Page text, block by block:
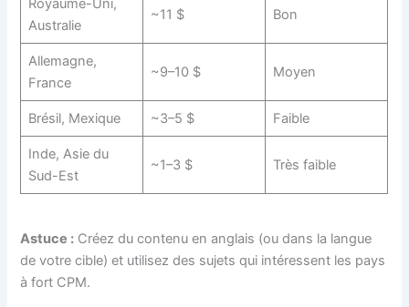
Royaume-Uni,
Australie
~11 $ Bon
Allemagne,
France
~9–10 $ Moyen
Brésil, Mexique ~3–5 $ Faible
Inde, Asie du
Sud-Est
~1–3 $ Très faible
Astuce : Créez du contenu en anglais (ou dans la langue
de votre cible) et utilisez des sujets qui intéressent les pays
à fort CPM.